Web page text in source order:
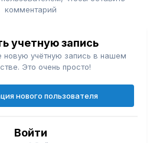
комментарий
учетную запись
новую учётную запись в нашем
Это очень просто!
нового пользователя
Войти